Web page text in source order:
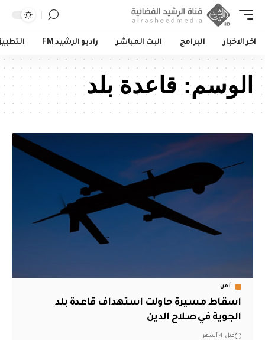
اخر الاخبار البرامج البث المباشر راديو الرشيد FM
الوسم:قاعدة بلد
أمن
اسقاط مسيرة حاولت استهداف قاعدة بلد
الجوية في صلاح الدين
قبل 4 أشهر